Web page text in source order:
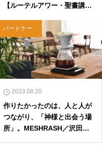
【ルーテルアワー・聖書講
パートナー
2023.08.20
作りたかったのは、人と人が
つながり、「神様と出会う場
所」。MESHRASH／沢田潤